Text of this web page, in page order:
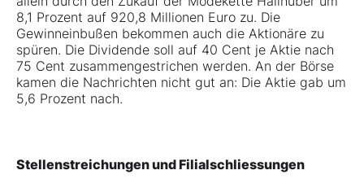
8,1 Prozent auf 920,8 Millionen Euro zu. Die
Gewinneinbußen bekommen auch die Aktionäre zu
spüren. Die Dividende soll auf 40 Cent je Aktie nach
75 Cent zusammengestrichen werden. An der Börse
kamen die Nachrichten nicht gut an: Die Aktie gab um
5,6 Prozent nach.
Stellenstreichungen und Filialschliessungen